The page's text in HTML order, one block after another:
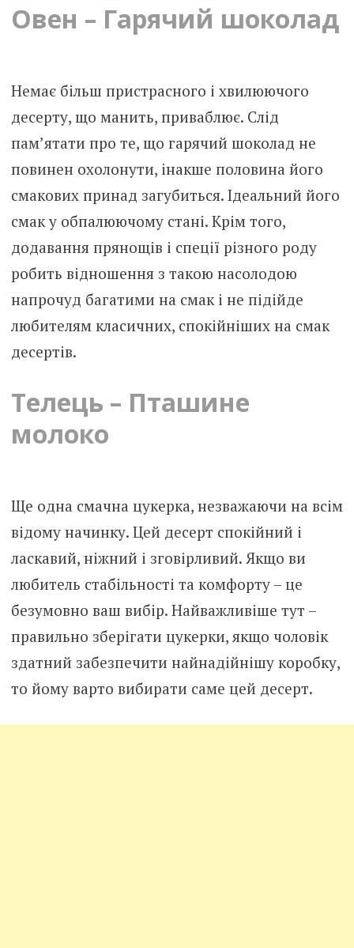
Овен – Гарячий шоколад
Немає більш пристрасного і хвилюючого
десерту, що манить, приваблює. Слід
пам’ятати про те, що гарячий шоколад не
повинен охолонути, інакше половина його
смакових принад загубиться. Ідеальний його
смак у обпалюючому стані. Крім того,
додавання прянощів і спеції різного роду
робить відношення з такою насолодою
напрочуд багатими на смак і не підійде
любителям класичних, спокійніших на смак
десертів.
Телець – Пташине
молоко
Ще одна смачна цукерка, незважаючи на всім
відому начинку. Цей десерт спокійний і
ласкавий, ніжний і зговірливий. Якщо ви
любитель стабільності та комфорту – це
безумовно ваш вибір. Найважливіше тут –
правильно зберігати цукерки, якщо чоловік
здатний забезпечити найнадійнішу коробку,
то йому варто вибирати саме цей десерт.